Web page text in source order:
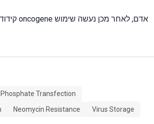
Transfection
Neomycin Resistance Virus Storage